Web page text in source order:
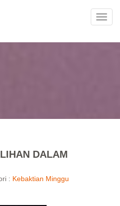
DALAM
: Kebaktian Minggu